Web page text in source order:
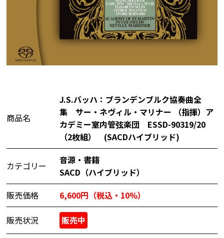
商品名
J.S.バッハ：ブランデンブルク協奏曲全
集 サー・ネヴィル・マリナー （指揮）ア
カデミー室内管弦楽団 ESSD-90319/20
（2枚組） (SACDハイブリッド)
カテゴリー
音源・書籍
SACD（ハイブリッド）
販売価格
6,600円（税込・10%）
販売状況 販売中